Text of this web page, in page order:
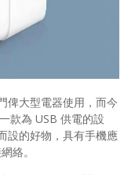
俾大型電器使用，而今
款為 USB 供電的設
設的好物，具有手機應
絡。